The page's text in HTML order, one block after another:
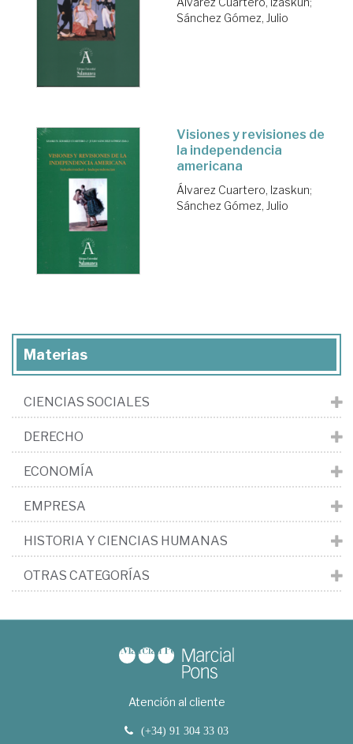
Sánchez Gómez, Julio
Visiones y revisiones de
la independencia
americana
Álvarez Cuartero, Izaskun;
Sánchez Gómez, Julio
Materias
CIENCIAS SOCIALES
DERECHO
ECONOMÍA
EMPRESA
HISTORIA Y CIENCIAS HUMANAS
OTRAS CATEGORÍAS
Atención al cliente
(+34) 91 304 33 03